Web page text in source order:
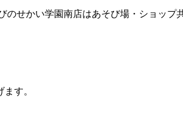
せかい学園南店はあそび場・ショップ
す。